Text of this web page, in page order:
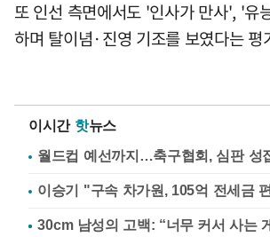
또 인선 측면에서도 '인사가 만사', '유
하며 탈이념·진영 기조를 보였다는 평
이시간 핫뉴스
월드컵 예선까지…축구협회, 심판 성
이승기 "구속 차가원, 105억 전세금